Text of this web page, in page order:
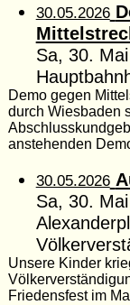
30.05.2026
Sa, 30.
Demo gegen
durch Wiesbaden
anstehenden
30.05.2026
Sa, 30.
Unsere Kinder
Friedensfest im